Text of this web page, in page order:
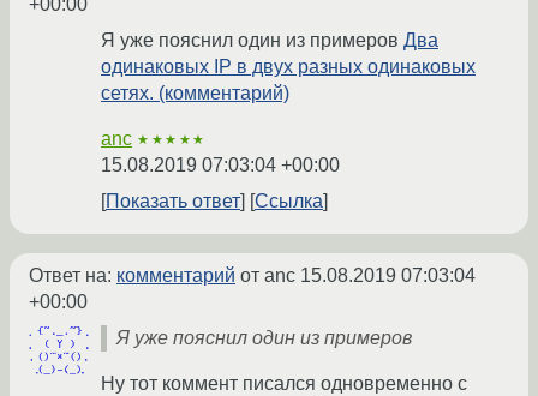
+00:00
Я уже пояснил один из примеров Два
одинаковых IP в двух разных одинаковых
сетях. (комментарий)
anc ★★★★★
15.08.2019 07:03:04 +00:00
Показать ответ
Ссылка
Ответ на: комментарий от anc 15.08.2019 07:03:04
+00:00
Я уже пояснил один из примеров
Ну тот коммент писался одновременно с